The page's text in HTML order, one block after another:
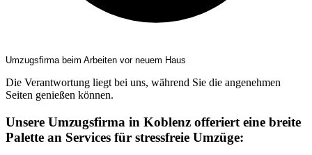
Umzugsfirma beim Arbeiten vor neuem Haus
Die Verantwortung liegt bei uns, während Sie die angenehmen
Seiten genießen können.
Unsere Umzugsfirma in Koblenz offeriert eine breite
Palette an Services für stressfreie Umzüge: